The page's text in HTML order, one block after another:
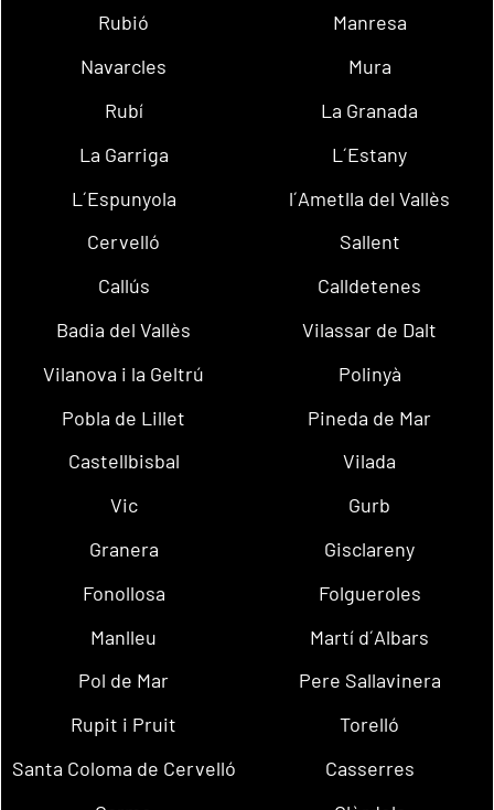
Rubió
Manresa
Navarcles
Mura
Rubí
La Granada
La Garriga
L´Estany
L´Espunyola
l´Ametlla del Vallès
Cervelló
Sallent
Callús
Calldetenes
Badia del Vallès
Vilassar de Dalt
Vilanova i la Geltrú
Polinyà
Pobla de Lillet
Pineda de Mar
Castellbisbal
Vilada
Vic
Gurb
Granera
Gisclareny
Fonollosa
Folgueroles
Manlleu
Martí d´Albars
Pol de Mar
Pere Sallavinera
Rupit i Pruit
Torelló
Santa Coloma de Cervelló
Casserres